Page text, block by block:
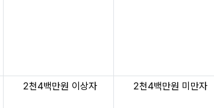
2천4백만원 이상자 2천4백만원 미만자